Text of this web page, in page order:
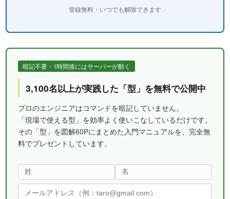
登録無料・いつでも解除できます
暗記不要・1時間後にはサーバーが動く
3,100名以上が実践した「型」を無料で公開中
プロのエンジニアはコマンドを暗記していません。
「現場で使える型」を効率よく使いこなしているだけです。
その「型」を図解60Pにまとめた入門マニュアルを、完全無
料でプレゼントしています。